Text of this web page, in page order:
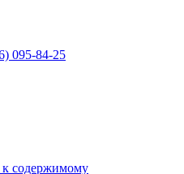
095-84-25
содержимому